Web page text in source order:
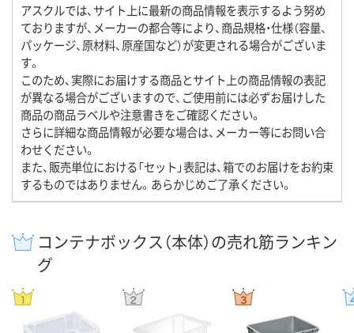
アスクルでは、サイト上に最新の商品情報を表示するよう努め
ておりますが、メーカーの都合等により、商品規格・仕様（容量、
パッケージ、原材料、原産国など）が変更される場合がございま
す。
このため、実際にお届けする商品とサイト上の商品情報の表記
が異なる場合がございますので、ご使用前には必ずお届けした
商品の商品ラベルや注意書きをご確認ください。
さらに詳細な商品情報が必要な場合は、メーカー等にお問い合
わせください。
また、販売単位における「セット」表記は、箱でのお届けをお約束
するものではありません。あらかじめご了承ください。
コンテナボックス（本体）の売れ筋ランキン
グ